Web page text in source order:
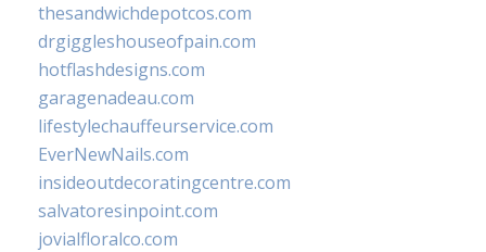
thesandwichdepotcos.com
drgiggleshouseofpain.com
hotflashdesigns.com
garagenadeau.com
lifestylechauffeurservice.com
EverNewNails.com
insideoutdecoratingcentre.com
salvatoresinpoint.com
jovialfloralco.com